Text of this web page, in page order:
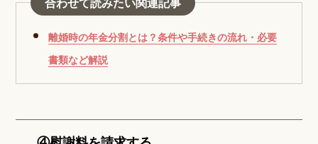
離婚時の年金分割とは？条件や手続きの流れ・必要
書類など解説